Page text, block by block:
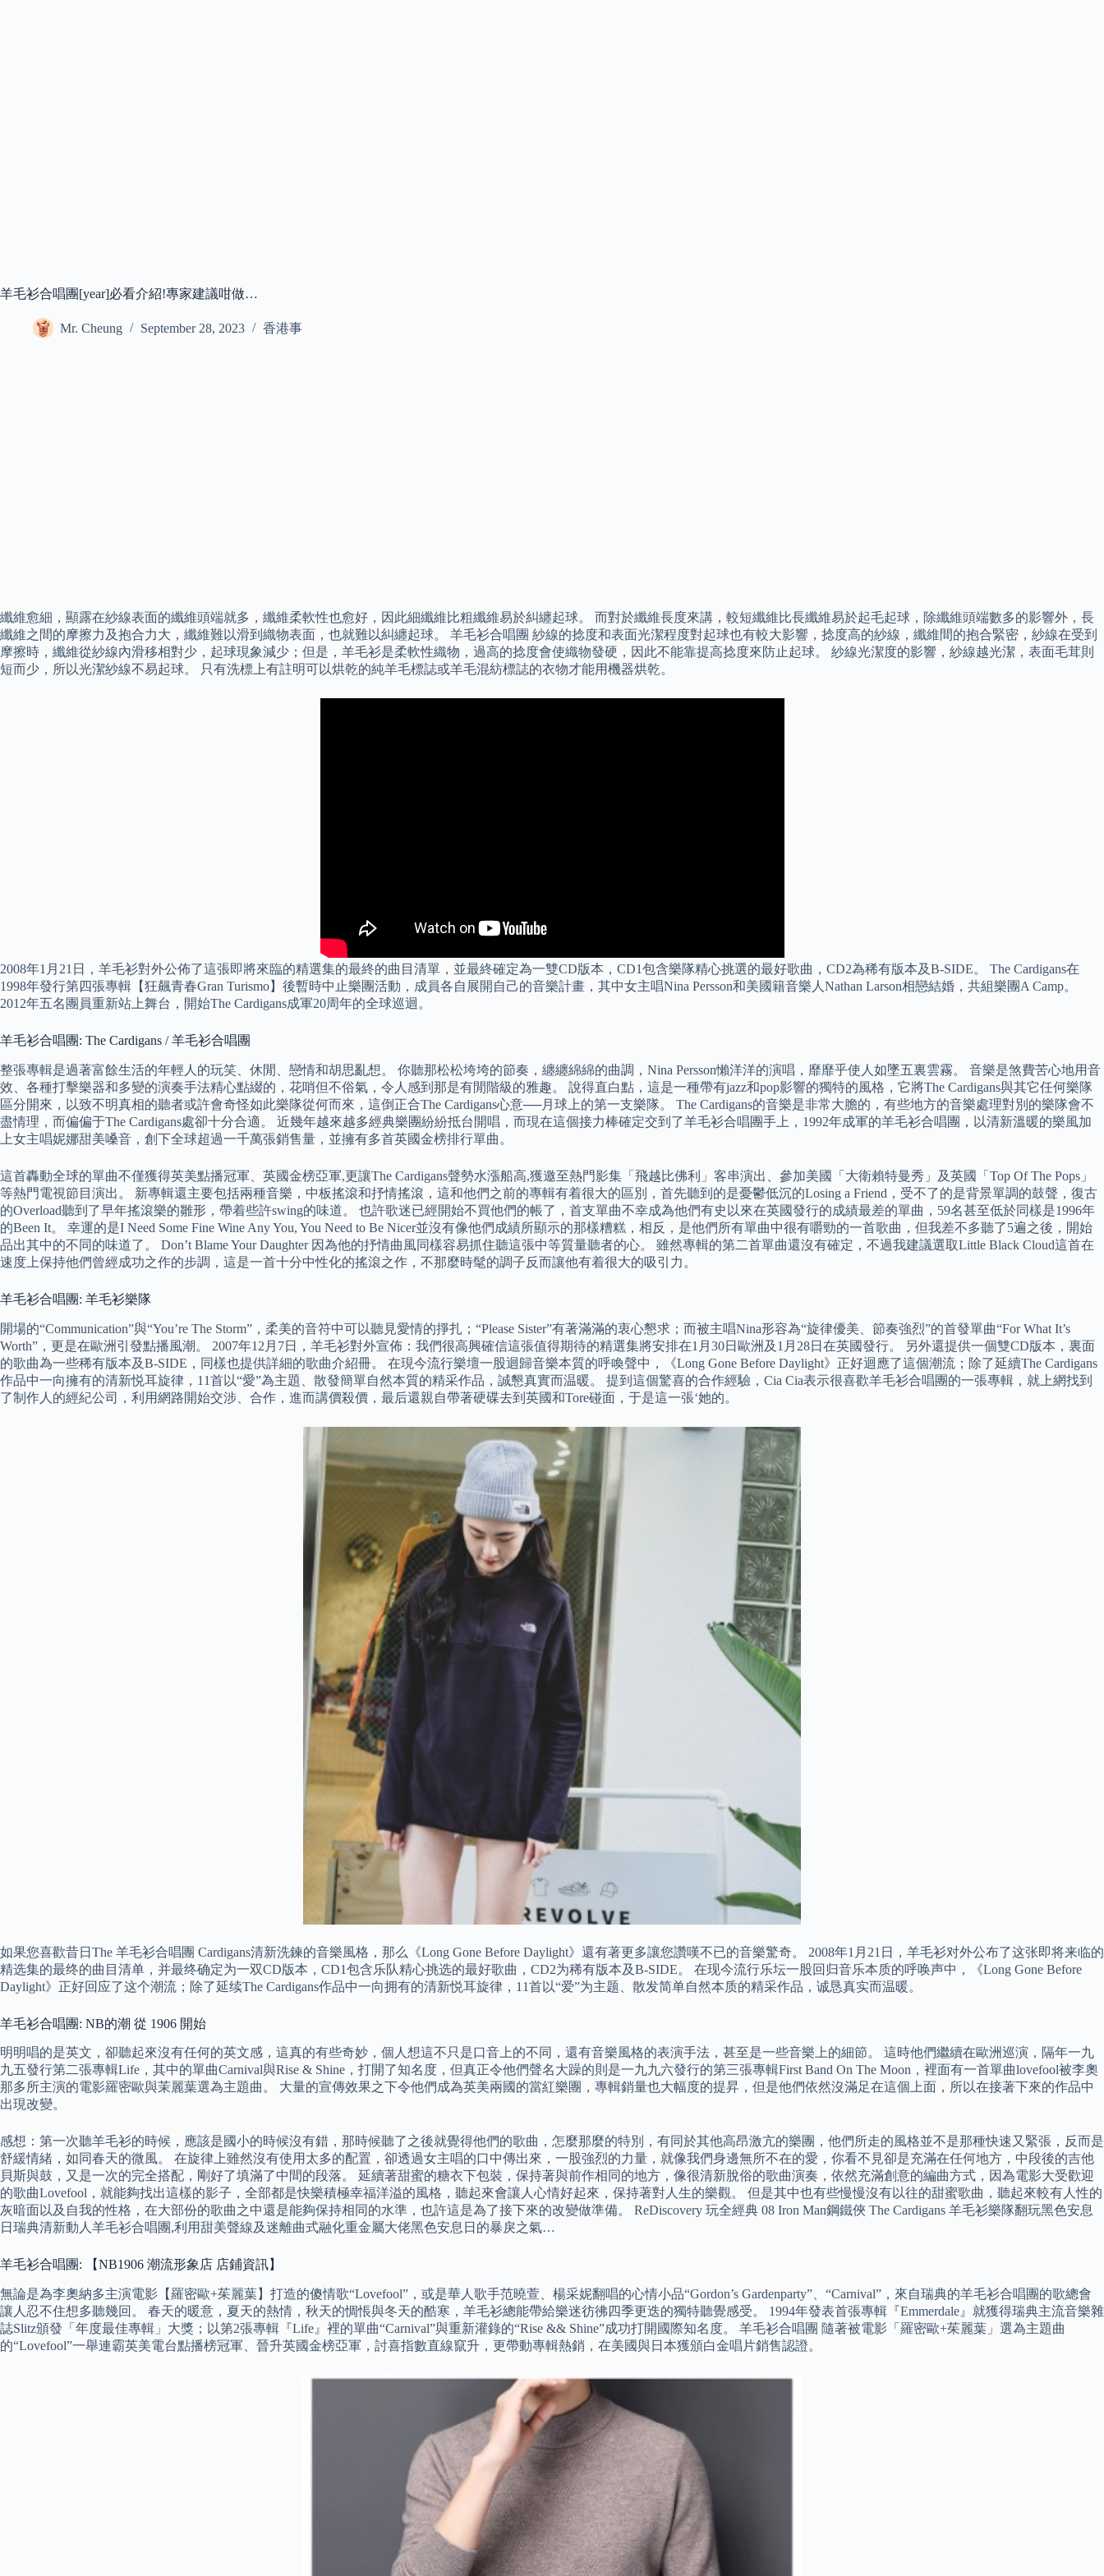
羊毛衫合唱團[year]必看介紹!專家建議咁做…
Mr. Cheung September 28, 2023 香港事
纖維愈細，顯露在紗線表面的纖維頭端就多，纖維柔軟性也愈好，因此細纖維比粗纖維易於糾纏起球。 而對於纖維長度來講，較短纖維比長纖維易於起毛起球，除纖維頭端數多的影響外，長
纖維之間的摩擦力及抱合力大，纖維難以滑到織物表面，也就難以糾纏起球。 羊毛衫合唱團 紗線的捻度和表面光潔程度對起球也有較大影響，捻度高的紗線，纖維間的抱合緊密，紗線在受到
摩擦時，纖維從紗線內滑移相對少，起球現象減少；但是，羊毛衫是柔軟性織物，過高的捻度會使織物發硬，因此不能靠提高捻度來防止起球。 紗線光潔度的影響，紗線越光潔，表面毛茸則
短而少，所以光潔紗線不易起球。 只有洗標上有註明可以烘乾的純羊毛標誌或羊毛混紡標誌的衣物才能用機器烘乾。
2008年1月21日，羊毛衫對外公佈了這張即將來臨的精選集的最終的曲目清單，並最終確定為一雙CD版本，CD1包含樂隊精心挑選的最好歌曲，CD2為稀有版本及B-SIDE。 The Cardigans在
1998年發行第四張專輯【狂飆青春Gran Turismo】後暫時中止樂團活動，成員各自展開自己的音樂計畫，其中女主唱Nina Persson和美國籍音樂人Nathan Larson相戀結婚，共組樂團A Camp。
2012年五名團員重新站上舞台，開始The Cardigans成軍20周年的全球巡迴。
羊毛衫合唱團: The Cardigans / 羊毛衫合唱團
整張專輯是過著富餘生活的年輕人的玩笑、休閒、戀情和胡思亂想。 你聽那松松垮垮的節奏，纏纏綿綿的曲調，Nina Persson懶洋洋的演唱，靡靡乎使人如墜五裏雲霧。 音樂是煞費苦心地用音
效、各種打擊樂器和多變的演奏手法精心點綴的，花哨但不俗氣，令人感到那是有閒階級的雅趣。 說得直白點，這是一種帶有jazz和pop影響的獨特的風格，它將The Cardigans與其它任何樂隊
區分開來，以致不明真相的聽者或許會奇怪如此樂隊從何而來，這倒正合The Cardigans心意──月球上的第一支樂隊。 The Cardigans的音樂是非常大膽的，有些地方的音樂處理對別的樂隊會不
盡情理，而偏偏于The Cardigans處卻十分合適。 近幾年越來越多經典樂團紛紛抵台開唱，而現在這個接力棒確定交到了羊毛衫合唱團手上，1992年成軍的羊毛衫合唱團，以清新溫暖的樂風加
上女主唱妮娜甜美嗓音，創下全球超過一千萬張銷售量，並擁有多首英國金榜排行單曲。
這首轟動全球的單曲不僅獲得英美點播冠軍、英國金榜亞軍,更讓The Cardigans聲勢水漲船高,獲邀至熱門影集「飛越比佛利」客串演出、參加美國「大衛賴特曼秀」及英國「Top Of The Pops」
等熱門電視節目演出。 新專輯還主要包括兩種音樂，中板搖滾和抒情搖滾，這和他們之前的專輯有着很大的區別，首先聽到的是憂鬱低沉的Losing a Friend，受不了的是背景單調的鼓聲，復古
的Overload聽到了早年搖滾樂的雛形，帶着些許swing的味道。 也許歌迷已經開始不買他們的帳了，首支單曲不幸成為他們有史以來在英國發行的成績最差的單曲，59名甚至低於同樣是1996年
的Been It。 幸運的是I Need Some Fine Wine Any You, You Need to Be Nicer並沒有像他們成績所顯示的那樣糟糕，相反，是他們所有單曲中很有嚼勁的一首歌曲，但我差不多聽了5遍之後，開始
品出其中的不同的味道了。 Don’t Blame Your Daughter 因為他的抒情曲風同樣容易抓住聽這張中等質量聽者的心。 雖然專輯的第二首單曲還沒有確定，不過我建議選取Little Black Cloud這首在
速度上保持他們曾經成功之作的步調，這是一首十分中性化的搖滾之作，不那麼時髦的調子反而讓他有着很大的吸引力。
羊毛衫合唱團: 羊毛衫樂隊
開場的“Communication”與“You’re The Storm”，柔美的音符中可以聽見愛情的掙扎；“Please Sister”有著滿滿的衷心懇求；而被主唱Nina形容為“旋律優美、節奏強烈”的首發單曲“For What It’s
Worth”，更是在歐洲引發點播風潮。 2007年12月7日，羊毛衫對外宣佈：我們很高興確信這張值得期待的精選集將安排在1月30日歐洲及1月28日在英國發行。 另外還提供一個雙CD版本，裏面
的歌曲為一些稀有版本及B-SIDE，同樣也提供詳細的歌曲介紹冊。 在現今流行樂壇一股迴歸音樂本質的呼喚聲中，《Long Gone Before Daylight》正好迴應了這個潮流；除了延續The Cardigans
作品中一向擁有的清新悦耳旋律，11首以“愛”為主題、散發簡單自然本質的精采作品，誠懇真實而温暖。 提到這個驚喜的合作經驗，Cia Cia表示很喜歡羊毛衫合唱團的一張專輯，就上網找到
了制作人的經紀公司，利用網路開始交涉、合作，進而講價殺價，最后還親自帶著硬碟去到英國和Tore碰面，于是這一張‘她的。
如果您喜歡昔日The 羊毛衫合唱團 Cardigans清新洗鍊的音樂風格，那么《Long Gone Before Daylight》還有著更多讓您讚嘆不已的音樂驚奇。 2008年1月21日，羊毛衫对外公布了这张即将来临的
精选集的最终的曲目清单，并最终确定为一双CD版本，CD1包含乐队精心挑选的最好歌曲，CD2为稀有版本及B-SIDE。 在现今流行乐坛一股回归音乐本质的呼唤声中，《Long Gone Before
Daylight》正好回应了这个潮流；除了延续The Cardigans作品中一向拥有的清新悦耳旋律，11首以“爱”为主题、散发简单自然本质的精采作品，诚恳真实而温暖。
羊毛衫合唱團: NB的潮 從 1906 開始
明明唱的是英文，卻聽起來沒有任何的英文感，這真的有些奇妙，個人想這不只是口音上的不同，還有音樂風格的表演手法，甚至是一些音樂上的細節。 這時他們繼續在歐洲巡演，隔年一九
九五發行第二張專輯Life，其中的單曲Carnival與Rise & Shine，打開了知名度，但真正令他們聲名大躁的則是一九九六發行的第三張專輯First Band On The Moon，裡面有一首單曲lovefool被李奧
那多所主演的電影羅密歐與茉麗葉選為主題曲。 大量的宣傳效果之下令他們成為英美兩國的當紅樂團，專輯銷量也大幅度的提昇，但是他們依然沒滿足在這個上面，所以在接著下來的作品中
出現改變。
感想：第一次聽羊毛衫的時候，應該是國小的時候沒有錯，那時候聽了之後就覺得他們的歌曲，怎麼那麼的特別，有同於其他高昂激亢的樂團，他們所走的風格並不是那種快速又緊張，反而是
舒緩情緒，如同春天的微風。 在旋律上雖然沒有使用太多的配置，卻透過女主唱的口中傳出來，一股強烈的力量，就像我們身邊無所不在的愛，你看不見卻是充滿在任何地方，中段後的吉他
貝斯與鼓，又是一次的完全搭配，剛好了填滿了中間的段落。 延續著甜蜜的糖衣下包裝，保持著與前作相同的地方，像很清新脫俗的歌曲演奏，依然充滿創意的編曲方式，因為電影大受歡迎
的歌曲Lovefool，就能夠找出這樣的影子，全部都是快樂積極幸福洋溢的風格，聽起來會讓人心情好起來，保持著對人生的樂觀。 但是其中也有些慢慢沒有以往的甜蜜歌曲，聽起來較有人性的
灰暗面以及自我的性格，在大部份的歌曲之中還是能夠保持相同的水準，也許這是為了接下來的改變做準備。 ReDiscovery 玩全經典 08 Iron Man鋼鐵俠 The Cardigans 羊毛衫樂隊翻玩黑色安息
日瑞典清新動人羊毛衫合唱團,利用甜美聲線及迷離曲式融化重金屬大佬黑色安息日的暴戾之氣…
羊毛衫合唱團: 【NB1906 潮流形象店 店鋪資訊】
無論是為李奧納多主演電影【羅密歐+茱麗葉】打造的傻情歌“Lovefool”，或是華人歌手范曉萱、楊采妮翻唱的心情小品“Gordon’s Gardenparty”、“Carnival”，來自瑞典的羊毛衫合唱團的歌總會
讓人忍不住想多聽幾回。 春天的暖意，夏天的熱情，秋天的惆悵與冬天的酷寒，羊毛衫總能帶給樂迷彷彿四季更迭的獨特聽覺感受。 1994年發表首張專輯『Emmerdale』就獲得瑞典主流音樂雜
誌Slitz頒發「年度最佳專輯」大獎；以第2張專輯『Life』裡的單曲“Carnival”與重新灌錄的“Rise && Shine”成功打開國際知名度。 羊毛衫合唱團 隨著被電影「羅密歐+茱麗葉」選為主題曲
的“Lovefool”一舉連霸英美電台點播榜冠軍、晉升英國金榜亞軍，討喜指數直線竄升，更帶動專輯熱銷，在美國與日本獲頒白金唱片銷售認證。